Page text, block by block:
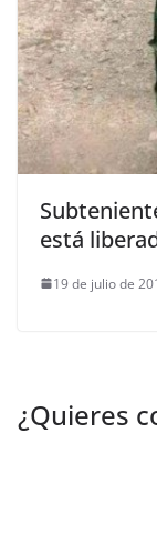
está
19 de julio de
¿Quieres